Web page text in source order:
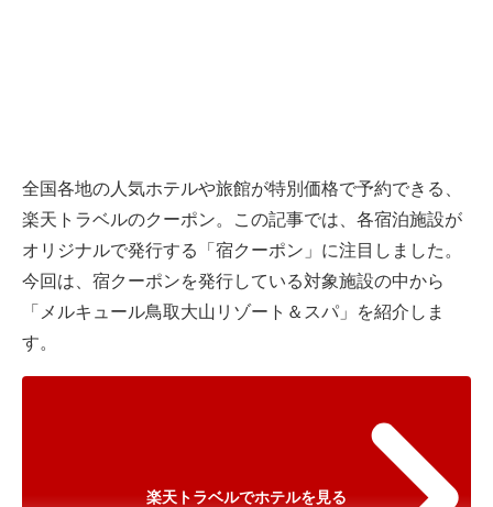
全国各地の人気ホテルや旅館が特別価格で予約できる、
楽天トラベルのクーポン。この記事では、各宿泊施設が
オリジナルで発行する「宿クーポン」に注目しました。
今回は、宿クーポンを発行している対象施設の中から
「メルキュール鳥取大山リゾート＆スパ」を紹介しま
す。
楽天トラベルでホテルを見る